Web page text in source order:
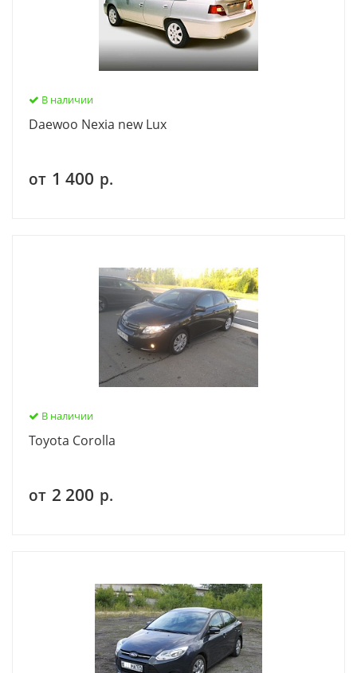
В наличии
Daewoo Nexia new Lux
от 1 400 р.
В наличии
Toyota Corolla
от 2 200 р.